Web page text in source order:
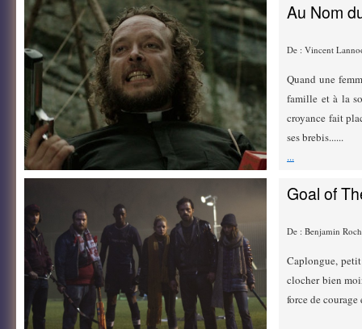
Au Nom
De : Vincent
Quand une
famille et à la
croyance fait
ses brebis......
...
Goal of
De : Benjamin
Caplongue,
clocher bien
force de